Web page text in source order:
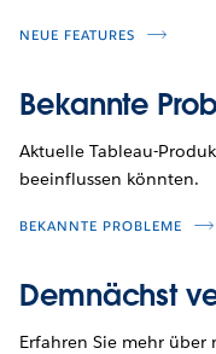
NEUE FEATURES
Bekannte
Aktuelle Tableau-
beeinflussen könnten.
BEKANNTE PROBLEME
Demnächst
Erfahren Sie mehr